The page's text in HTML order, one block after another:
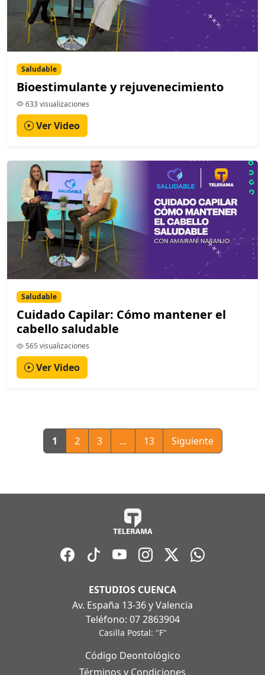
Saludable
Bioestimulante y rejuvenecimiento
633 visualizaciones
Ver Video
Saludable
Cuidado Capilar: Cómo mantener el
cabello saludable
565 visualizaciones
Ver Video
1 2 3 ... 13 Siguiente
ESTUDIOS CUENCA
Av. España 13-36 y Valencia
Teléfono: 07 2863904
Casilla Postal: "F"
Código Deontológico
Términos y Condiciones